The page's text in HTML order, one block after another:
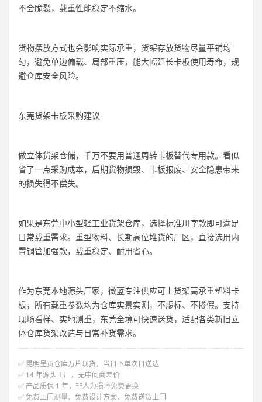
不会脆裂，载重性能稳定不缩水。
货物摆放方式也会影响实际承重，货架存放货物尽量平铺均
匀，避免单边偏载、局部重压，能大幅延长卡板使用寿命，规
避仓库安全风险。
东莞货架卡板采购建议
做立体货架仓储，千万不要用普通周转卡板替代专用款。看似
省了一点采购成本，后期货物损毁、卡板报废、安全隐患带来
的损失得不偿失。
如果是东莞中小型轻工业货架仓库，选择标准川字款即可满足
日常载重需求。重型物料、长期高位堆货的厂区，直接选用内
置钢管加强款，载重稳定、耐用省心。
作为东莞本地源头厂家，微蓝专注供应可上货架高承重塑料卡
板，所有载重参数均为仓库实景实测，不虚标、不掺假。支持
现场看样、实地测重，东莞全境可快速送货，适配各类新旧立
体仓库货架改造与日常补货需求。
✅ 昆明呈贡仓库万片现货，当日下单次日送达
✅ 14 年源头工厂，无中间商差价
✅ 产品质保 1 年，非人为损坏免费更换
✅ 免费上门测量、免费设计方案、免费送货上门